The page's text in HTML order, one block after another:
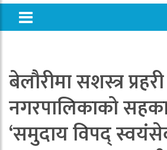
बेलौरीमा सशस्त्र
नगरपालिकाको
‘समुदाय विपद्